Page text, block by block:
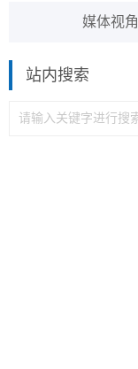
媒体视角
站内搜索